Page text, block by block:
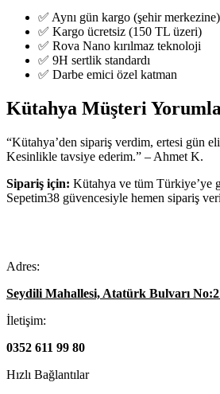
✅ Aynı gün kargo (şehir merkezine)
✅ Kargo ücretsiz (150 TL üzeri)
✅ Rova Nano kırılmaz teknoloji
✅ 9H sertlik standardı
✅ Darbe emici özel katman
Kütahya Müşteri
“Kütahya’den sipariş verdim, ertesi gün
Kesinlikle tavsiye ederim.” – Ahmet K.
Sipariş için: Kütahya ve tüm Türkiye’ye
Sepetim38 güvencesiyle hemen sipariş
Adres:
Seydili Mahallesi, Atatürk Bulvarı
İletişim:
0352 611 99 80
Hızlı Bağlantılar